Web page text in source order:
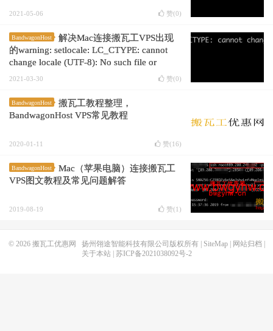
2021-05-06 赞(0)
BandwagonHost
解决Mac连接搬瓦工VPS出现
的warning: setlocale: LC_CTYPE: cannot
change locale (UTF-8): No such file or
directory
2021-03-30 赞(0)
BandwagonHost
搬瓦工教程整理，
BandwagonHost VPS常见教程
2020-01-11 赞(16)
BandwagonHost
Mac（苹果电脑）连接搬瓦工
VPS图文教程及常见问题解答
2019-08-19 赞(1 )
© 2026 搬瓦工优惠网 扬州翎途智能科技有限公司版权所有 | SiteMap| 网站归档
关于本站| 苏ICP备2021038092号-2